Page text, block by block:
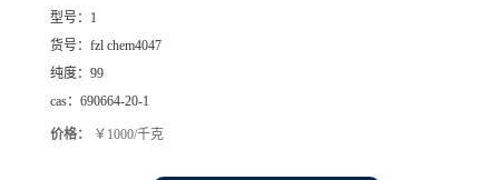
型号： 1
货号： fzl chem4047
纯度： 99
cas： 690664-20-1
价格： ￥1000/千克